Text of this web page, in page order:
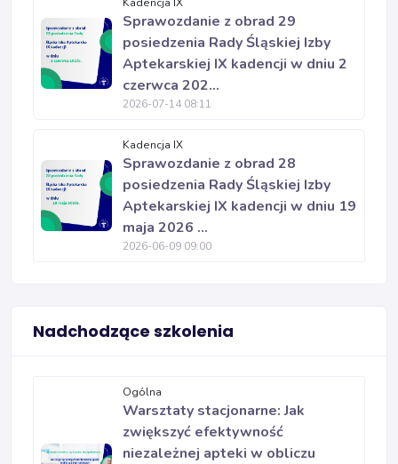
Sprawozdanie z obrad 29
posiedzenia Rady Śląskiej Izby
Aptekarskiej IX kadencji w dniu 2
czerwca 202...
2026-07-14 08:11
Kadencja IX
Sprawozdanie z obrad 28
posiedzenia Rady Śląskiej Izby
Aptekarskiej IX kadencji w dniu 19
maja 2026 ...
2026-06-09 09:00
Nadchodzące szkolenia
Ogólna
Warsztaty stacjonarne: Jak
zwiększyć efektywność
niezależnej apteki w obliczu